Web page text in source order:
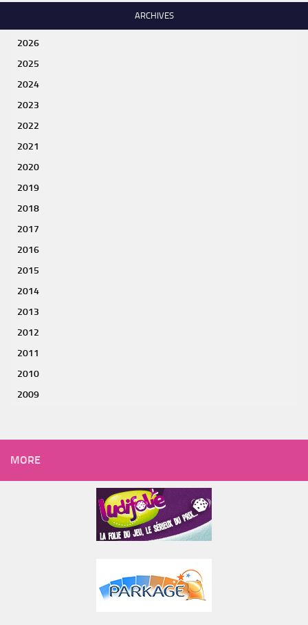
ARCHIVES
2026
2025
2024
2023
2022
2021
2020
2019
2018
2017
2016
2015
2014
2013
2012
2011
2010
2009
MORE